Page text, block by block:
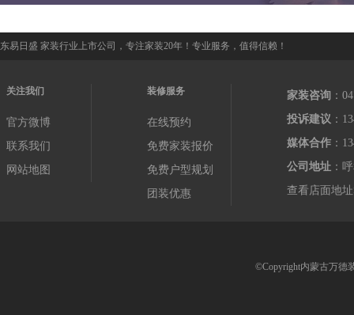
东易日盛 家装行业上市公司，专注家装20年！专业服务，值得信赖！
关注我们
官方微博
联系我们
网站地图
装修服务
在线预约
免费家装报价
免费户型规划
团装优惠
家装咨询 ：
投诉建议 ：
媒体合作 ：
公司地址 ：
查看店面地
©Copyright内蒙古万德